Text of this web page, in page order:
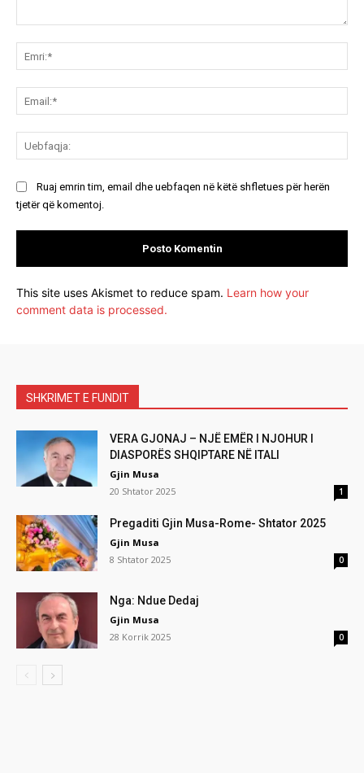
Ruaj emrin tim, email dhe uebfaqen në këtë shfletues për herën
tjetër që komentoj.
This site uses Akismet to reduce spam. Learn how your
comment data is processed.
SHKRIMET E FUNDIT
VERA GJONAJ – NJË EMËR I NJOHUR I
DIASPORËS SHQIPTARE NË ITALI
Gjin Musa
20 Shtator 2025
1
Pregaditi Gjin Musa-Rome- Shtator 2025
Gjin Musa
8 Shtator 2025
0
Nga: Ndue Dedaj
Gjin Musa
28 Korrik 2025
0